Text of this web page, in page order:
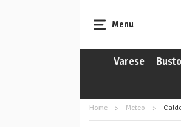
Menu
Varese
Home Meteo